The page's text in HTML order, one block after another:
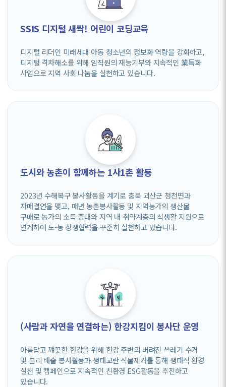
SSIS 디지털 새싹! 어린이 코딩교육
디지털 리더인 미래세대 아동 청소년의 정보화 역량을 강화하고,
디지털 격차해소를 위해 임직원의 재능기부와 지속적인 業특화
사업으로 지역 사회 나눔을 실천하고 있습니다.
도시와 농촌이 함께하는 1사1촌 활동
2023년 수해복구 봉사활동을 계기로 충북 괴산군 청천면과
자매결연을 맺고, 매년 농촌봉사활동 및 지역농가의 생산물
구매로 농가의 소득 증대와 지역 내 취약계층의 식생활 지원으로
연계하여 도-농 상생협력을 꾸준히 실천하고 있습니다.
(사람과 자연을 연결하는) 한강지킴이 봉사단 운영
아름답고 꺠끗한 한강을 위해 한강 주변의 버려진 쓰레기 수거
및 분리 배출 봉사활동과 생태교란 식물제거를 통해 생태적 환경
실천 및 캠페인으로 지속적인 친환경 ESG활동을 추진하고
있습니다.